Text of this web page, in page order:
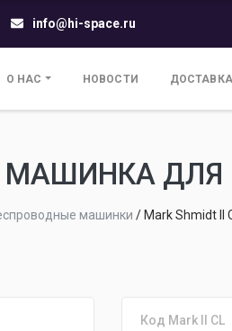
info@hi-space.ru
О НАС НОВОСТИ
МАШИНКА
машинки / Mark Shmidt II
Код Mark II CL